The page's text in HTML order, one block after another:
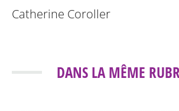
Catherine Coroller
DANS LA MÊME